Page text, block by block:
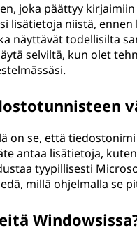
joka päättyy
lisätietoja niistä,
näyttävät todellisilta
selviltä, kun olet
on se, että
antaa lisätietoja,
tyypillisesti
millä ohjelmalla se